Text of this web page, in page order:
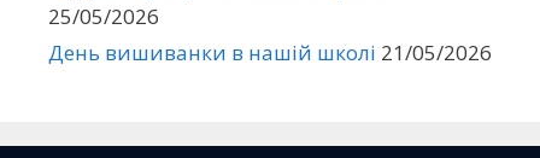
25/05/2026
День вишиванки в нашій школі 21/05/2026